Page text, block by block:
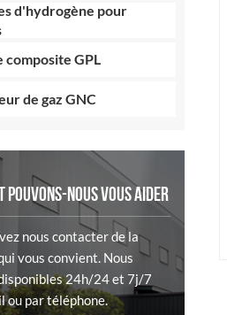
d'hydrogène pour
composite GPL
de gaz GNC
POUVONS-NOUS VOUS AIDER
nous contacter de la
vous convient. Nous
24h/24 et 7j/7
ou par téléphone.